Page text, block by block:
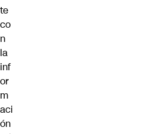
te
co
n
la
inf
or
m
aci
ón